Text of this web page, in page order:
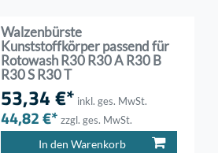
Walzenbürste
Kunststoffkörper passend für
Rotowash R30 R30 A R30 B
R30 S R30 T
53,34 €* inkl. ges. MwSt.
44,82 €* zzgl. ges. MwSt.
In den Warenkorb